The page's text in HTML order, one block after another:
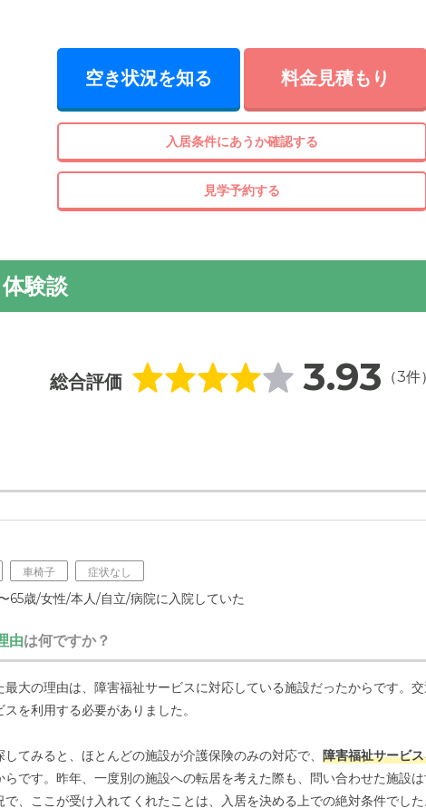
過ごしいただけます。
空き状況を知る 料金見積もり
入居条件にあうか確認する
見学予約する
験談
総合評価 3.93 （3件）
車椅子 症状なし
65歳/女性/本人/自立/病院に入院していた
由は何ですか？
大の理由は、障害福祉サービスに対応している施設だったからです。
を利用する必要がありました。
てみると、ほとんどの施設が介護保険のみの対応で、 障害福祉サービ
らです。昨年、一度別の施設への転居を考えた際も、問い合わせた施設は
、ここが受け入れてくれたことは、入居を決める上での絶対条件でし